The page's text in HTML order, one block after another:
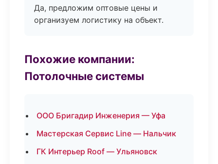
Да, предложим оптовые цены и
организуем логистику на объект.
Похожие компании:
Потолочные системы
ООО Бригадир Инженерия — Уфа
Мастерская Сервис Line — Нальчик
ГК Интерьер Roof — Ульяновск